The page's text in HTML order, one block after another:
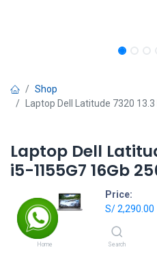
Price:
S/2,290.00
Home Search
Shop
Laptop Dell Latitude 7320
Laptop Dell
i5-1155G7 16Gb
S/2,290.00
Add